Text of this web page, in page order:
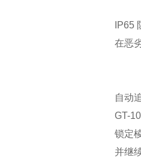
IP65
在恶
自动
GT-
锁定
并继